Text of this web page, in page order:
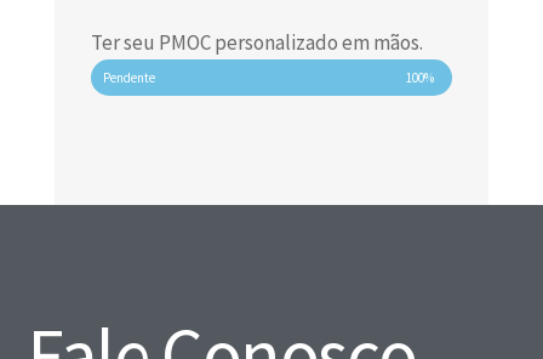
Ter seu PMOC personalizado em mãos.
Pendente 100%